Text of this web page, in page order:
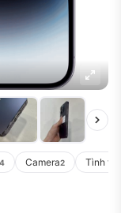
4 Camera2 Tình